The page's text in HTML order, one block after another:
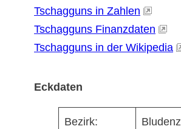
Tschagguns in Zahlen
Tschagguns Finanzdaten
Tschagguns in der Wikipedia
Eckdaten
Bezirk: Bludenz